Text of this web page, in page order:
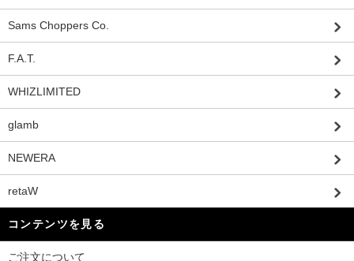
Sams Choppers Co.
F.A.T.
WHIZLIMITED
glamb
NEWERA
retaW
コンテンツを見る
ご注文について